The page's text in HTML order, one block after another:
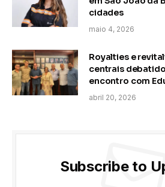
cidades
maio 4, 2026
Royalties e
centrais
encontro com
abril 20, 2026
Subscribe to